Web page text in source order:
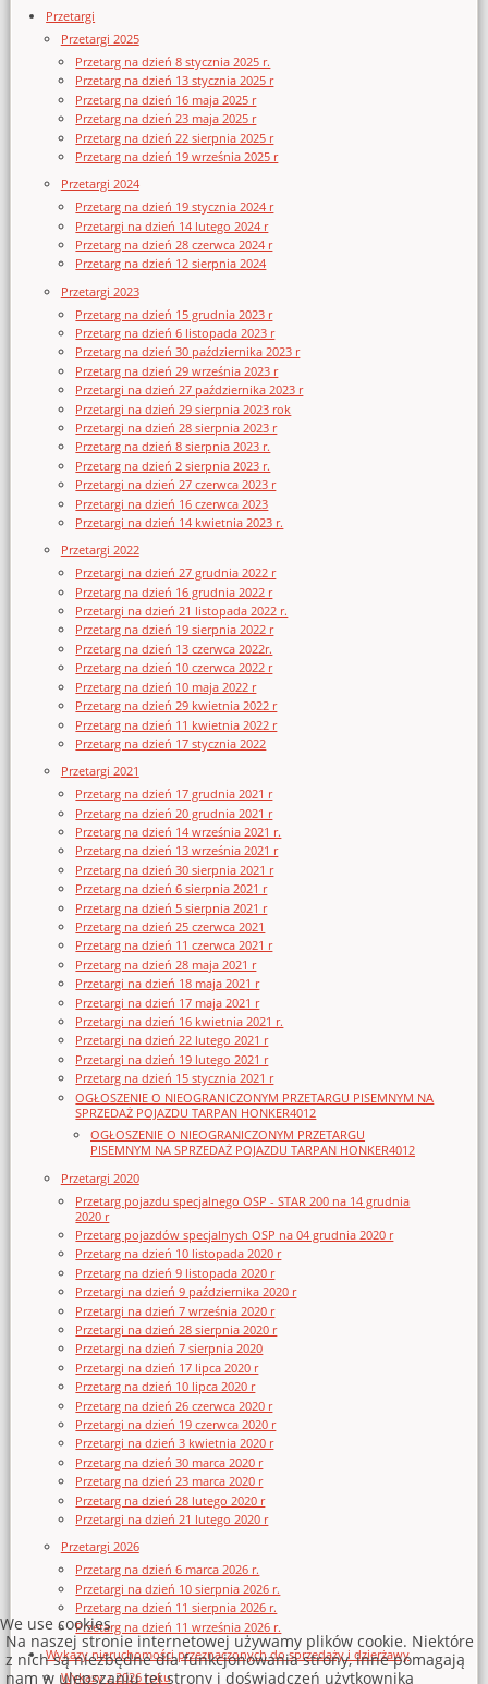
Przetargi
Przetargi 2025
Przetarg na dzień 8 stycznia 2025 r.
Przetarg na dzień 13 stycznia 2025 r
Przetarg na dzień 16 maja 2025 r
Przetarg na dzień 23 maja 2025 r
Przetarg na dzień 22 sierpnia 2025 r
Przetarg na dzień 19 września 2025 r
Przetargi 2024
Przetarg na dzień 19 stycznia 2024 r
Przetargi na dzień 14 lutego 2024 r
Przetarg na dzień 28 czerwca 2024 r
Przetarg na dzień 12 sierpnia 2024
Przetargi 2023
Przetarg na dzień 15 grudnia 2023 r
Przetarg na dzień 6 listopada 2023 r
Przetarg na dzień 30 października 2023 r
Przetarg na dzień 29 września 2023 r
Przetargi na dzień 27 października 2023 r
Przetargi na dzień 29 sierpnia 2023 rok
Przetargi na dzień 28 sierpnia 2023 r
Przetarg na dzień 8 sierpnia 2023 r.
Przetarg na dzień 2 sierpnia 2023 r.
Przetargi na dzień 27 czerwca 2023 r
Przetargi na dzień 16 czerwca 2023
Przetargi na dzień 14 kwietnia 2023 r.
Przetargi 2022
Przetargi na dzień 27 grudnia 2022 r
Przetarg na dzień 16 grudnia 2022 r
Przetargi na dzień 21 listopada 2022 r.
Przetarg na dzień 19 sierpnia 2022 r
Przetarg na dzień 13 czerwca 2022r.
Przetarg na dzień 10 czerwca 2022 r
Przetarg na dzień 10 maja 2022 r
Przetarg na dzień 29 kwietnia 2022 r
Przetarg na dzień 11 kwietnia 2022 r
Przetarg na dzień 17 stycznia 2022
Przetargi 2021
Przetarg na dzień 17 grudnia 2021 r
Przetarg na dzień 20 grudnia 2021 r
Przetarg na dzień 14 września 2021 r.
Przetarg na dzień 13 września 2021 r
Przetarg na dzień 30 sierpnia 2021 r
Przetarg na dzień 6 sierpnia 2021 r
Przetarg na dzień 5 sierpnia 2021 r
Przetarg na dzień 25 czerwca 2021
Przetarg na dzień 11 czerwca 2021 r
Przetarg na dzień 28 maja 2021 r
Przetargi na dzień 18 maja 2021 r
Przetargi na dzień 17 maja 2021 r
Przetargi na dzień 16 kwietnia 2021 r.
Przetargi na dzień 22 lutego 2021 r
Przetargi na dzień 19 lutego 2021 r
Przetarg na dzień 15 stycznia 2021 r
OGŁOSZENIE O NIEOGRANICZONYM PRZETARGU PISEMNYM NA
SPRZEDAŻ POJAZDU TARPAN HONKER4012
OGŁOSZENIE O NIEOGRANICZONYM PRZETARGU
PISEMNYM NA SPRZEDAŻ POJAZDU TARPAN HONKER4012
Przetargi 2020
Przetarg pojazdu specjalnego OSP - STAR 200 na 14 grudnia
2020 r
Przetarg pojazdów specjalnych OSP na 04 grudnia 2020 r
Przetarg na dzień 10 listopada 2020 r
Przetarg na dzień 9 listopada 2020 r
Przetargi na dzień 9 października 2020 r
Przetargi na dzień 7 września 2020 r
Przetargi na dzień 28 sierpnia 2020 r
Przetargi na dzień 7 sierpnia 2020
Przetargi na dzień 17 lipca 2020 r
Przetarg na dzień 10 lipca 2020 r
Przetarg na dzień 26 czerwca 2020 r
Przetargi na dzień 19 czerwca 2020 r
Przetargi na dzień 3 kwietnia 2020 r
Przetarg na dzień 30 marca 2020 r
Przetarg na dzień 23 marca 2020 r
Przetarg na dzień 28 lutego 2020 r
Przetargi na dzień 21 lutego 2020 r
Przetargi 2026
Przetarg na dzień 6 marca 2026 r.
Przetargi na dzień 10 sierpnia 2026 r.
Przetarg na dzień 11 sierpnia 2026 r.
Przetarg na dzień 11 września 2026 r.
Wykazy nieruchomości przeznaczonych do sprzedaży i dzierżawy
Wykazy z 2026 roku
We use cookies
Na naszej stronie internetowej używamy plików cookie. Niektóre
z nich są niezbędne dla funkcjonowania strony, inne pomagają
nam w ulepszaniu tej strony i doświadczeń użytkownika